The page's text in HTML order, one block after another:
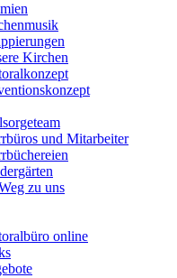
Kirchen
und Mitarbeiter
zu uns
online